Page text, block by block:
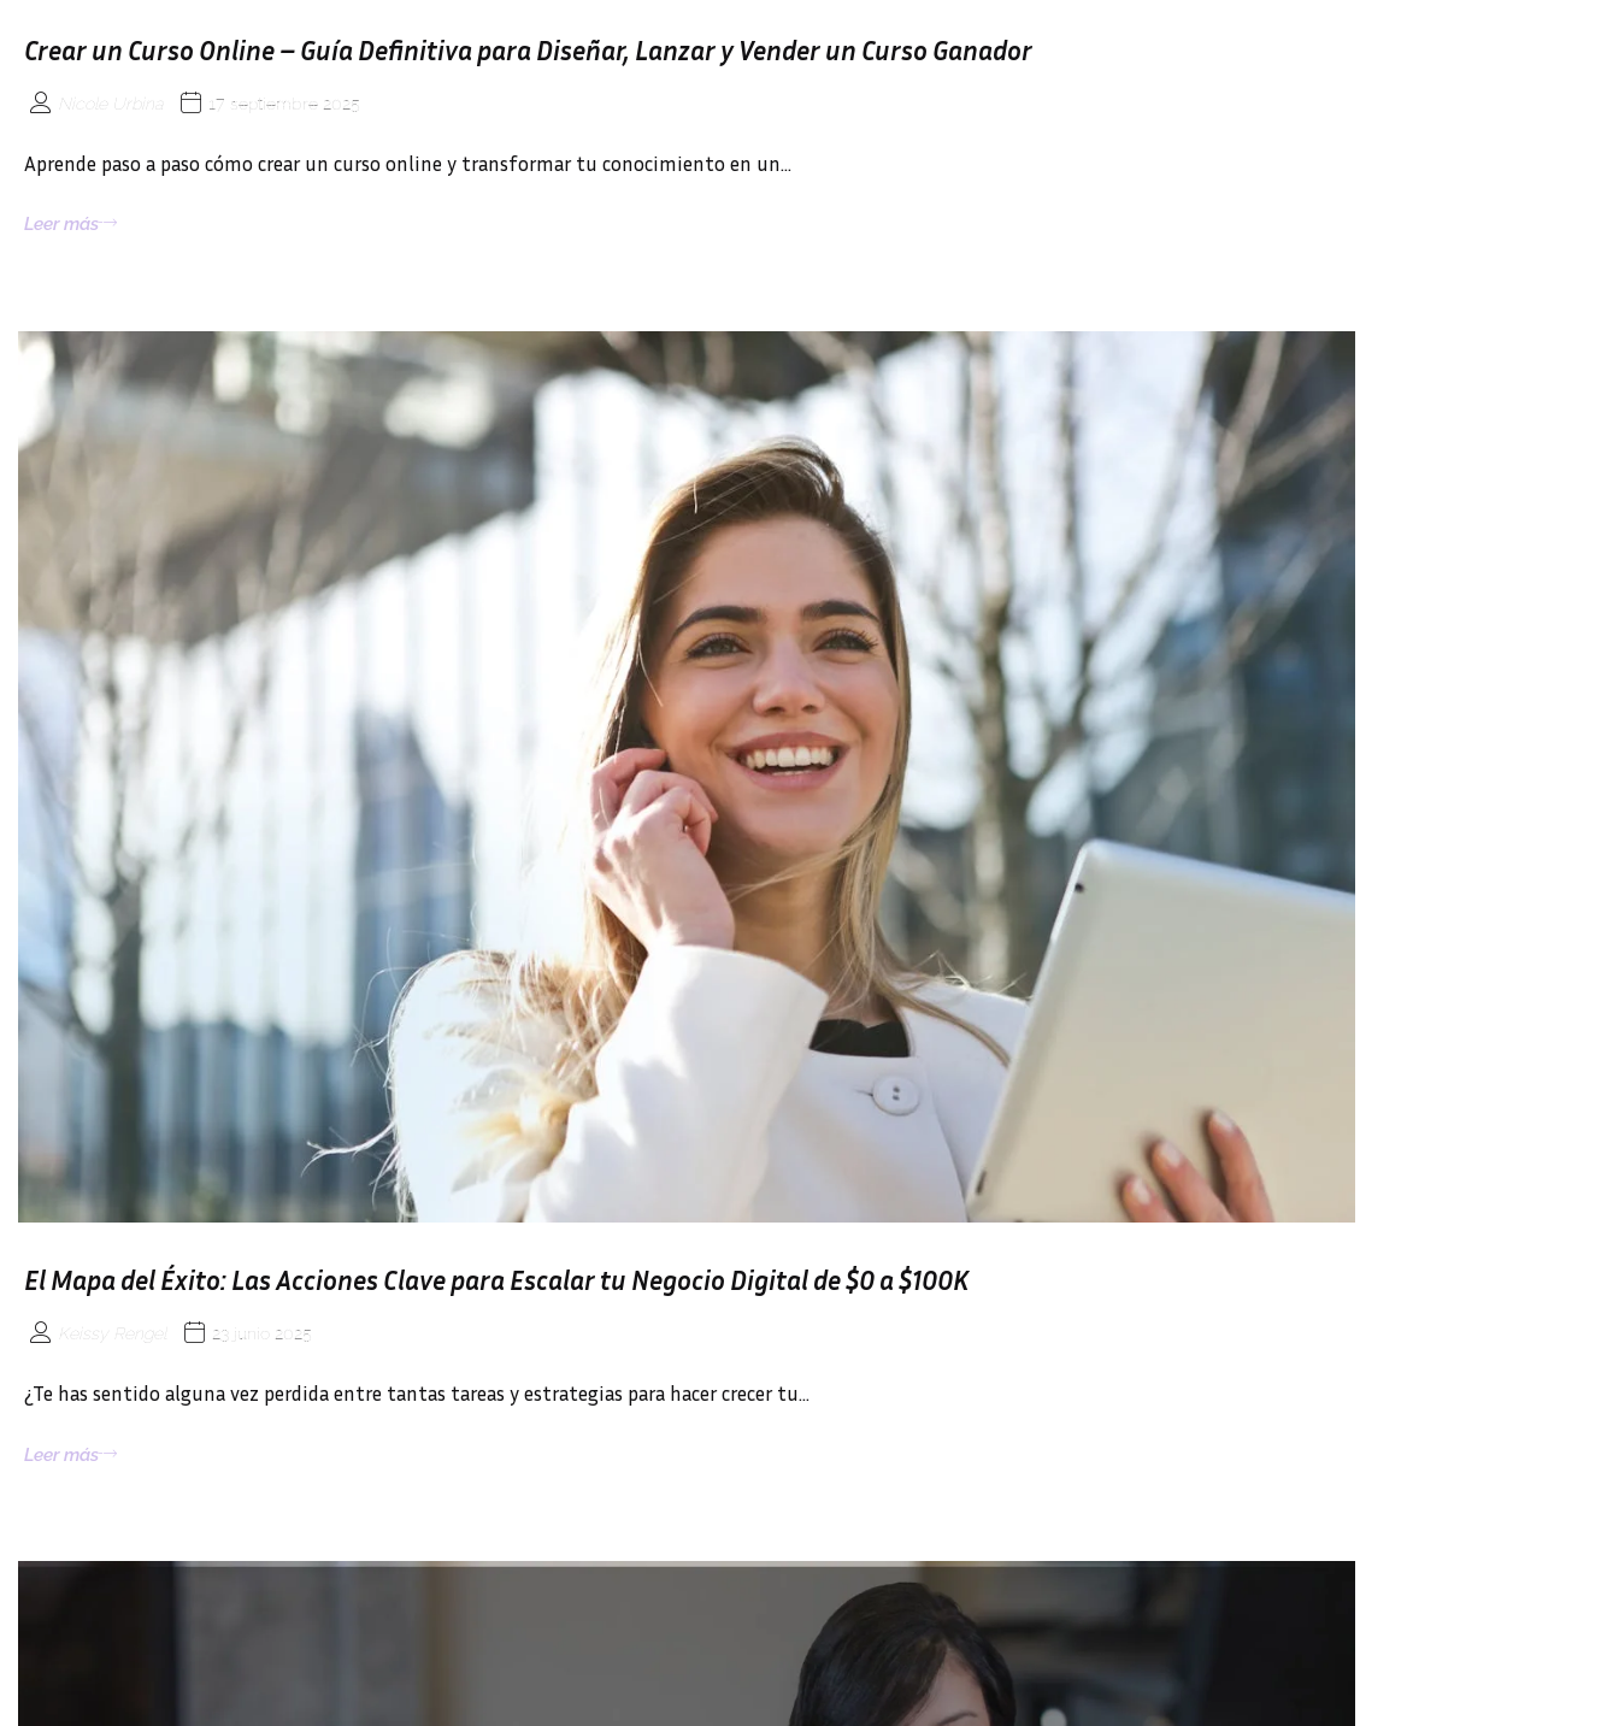
Crear un Curso Online – Guía Definitiva para Diseñar, Lanzar y Vender un Curso Ganador
Nicole Urbina 17 septiembre 2025
Aprende paso a paso cómo crear un curso online y transformar tu conocimiento en un…
Leer más
El Mapa del Éxito: Las Acciones Clave para Escalar tu Negocio Digital de $0 a $100K
Keissy Rengel 23 junio 2025
¿Te has sentido alguna vez perdida entre tantas tareas y estrategias para hacer crecer tu…
Leer más